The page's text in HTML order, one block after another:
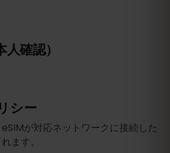
確認）
シー
が対応ネットワークに接続した
ます。